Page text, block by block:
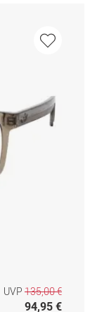
UVP 135,00 €
94,95 €